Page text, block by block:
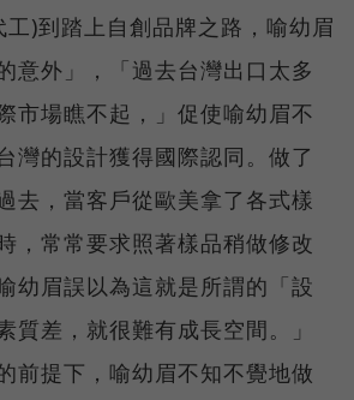
)到踏上自創品牌之路，喻幼眉
意外」，「過去台灣出口太多
市場瞧不起，」促使喻幼眉不
灣的設計獲得國際認同。做了
去，當客戶從歐美拿了各式樣
，常常要求照著樣品稍做修改
幼眉誤以為這就是所謂的「設
質差，就很難有成長空間。」
前提下，喻幼眉不知不覺地做